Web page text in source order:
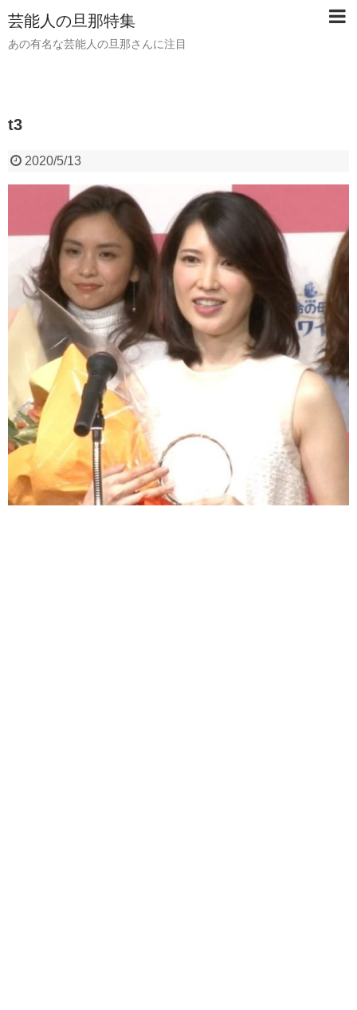
芸能人の旦那特集
あの有名な芸能人の旦那さんに注目
t3
2020/5/13